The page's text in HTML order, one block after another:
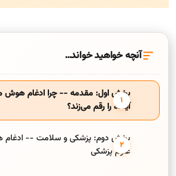
آنچه خواهید خواند…
بخش اول: مقدمه -- چرا ادغام هوش
آینده را رقم می‌زند؟
بخش دوم: پزشکی و سلامت -- ادغام
علوم پزشکی